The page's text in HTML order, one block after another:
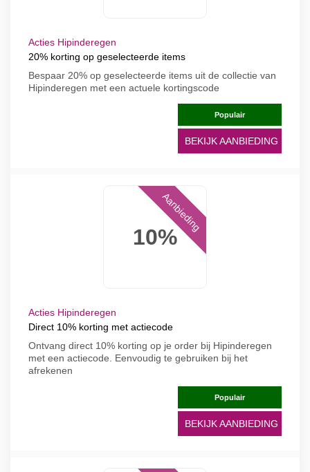
Acties Hipinderegen
20% korting op geselecteerde items
Bespaar 20% op geselecteerde items uit de collectie van
Hipinderegen met een actuele kortingscode
Populair
BEKIJK AANBIEDING
10%
Aanbieding
Acties Hipinderegen
Direct 10% korting met actiecode
Ontvang direct 10% korting op je order bij Hipinderegen
met een actiecode. Eenvoudig te gebruiken bij het
afrekenen
Populair
BEKIJK AANBIEDING